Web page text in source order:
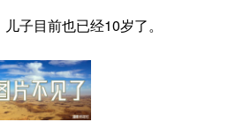
子目前也已经10岁了。